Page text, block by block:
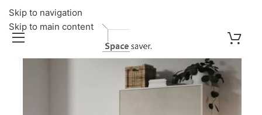
Skip to navigation
Skip to main content